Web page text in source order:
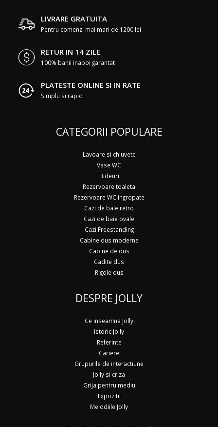
LIVRARE GRATUITA
Pentru comenzi mai mari de 1200 lei
RETUR IN 14 ZILE
100% banii inapoi garantat
PLATESTE ONLINE SI IN RATE
Simplu si rapid
CATEGORII POPULARE
Lavoare si chiuvete
Vase WC
Bideuri
Rezervoare toaleta
Rezervoare WC ingropate
Cazi de baie retro
Cazi de baie ovale
Cazi Freestanding
Cabine dus moderne
Cabine de dus
Cadite dus
Rigole dus
DESPRE JOLLY
Ce inseamna Jolly
Istoric Jolly
Referinte
Cariere
Grupurile de interactiune
Jolly si criza
Grija pentru mediu
Expozitii
Melodiile Jolly